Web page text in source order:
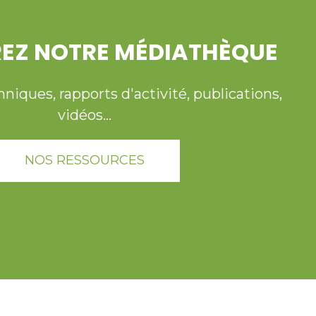
NOTRE MÉDIATHÈQUE
rapports d'activité, publications,
vidéos...
NOS RESSOURCES